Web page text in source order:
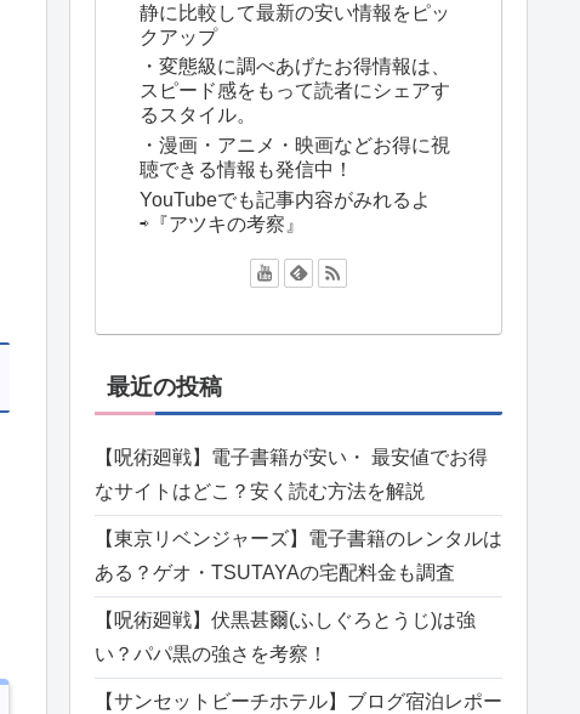
静に比較して最新の安い情報をピッ
クアップ
・変態級に調べあげたお得情報は、
スピード感をもって読者にシェアす
るスタイル。
・漫画・アニメ・映画などお得に視
聴できる情報も発信中！
YouTubeでも記事内容がみれるよ
⇨『アツキの考察』
最近の投稿
【呪術廻戦】電子書籍が安い・ 最安値でお得
なサイトはどこ？安く読む方法を解説
【東京リベンジャーズ】電子書籍のレンタルは
ある？ゲオ・TSUTAYAの宅配料金も調査
【呪術廻戦】伏黒甚爾(ふしぐろとうじ)は強
い？パパ黒の強さを考察！
【サンセットビーチホテル】ブログ宿泊レポー